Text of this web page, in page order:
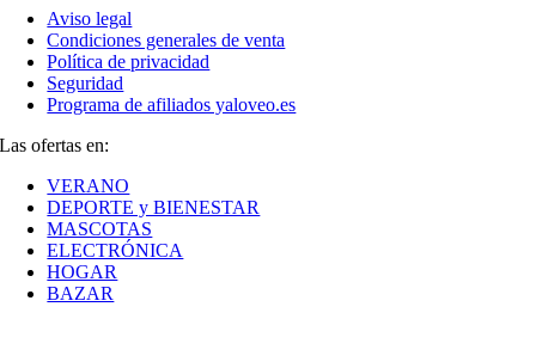
Aviso legal
Condiciones generales de venta
Política de privacidad
Seguridad
Programa de afiliados yaloveo.es
Las ofertas en:
VERANO
DEPORTE y BIENESTAR
MASCOTAS
ELECTRÓNICA
HOGAR
BAZAR